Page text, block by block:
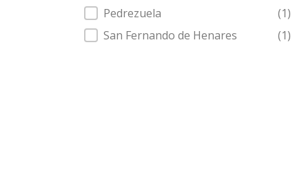
Pedrezuela
(1)
San Fernando de Henares
(1)